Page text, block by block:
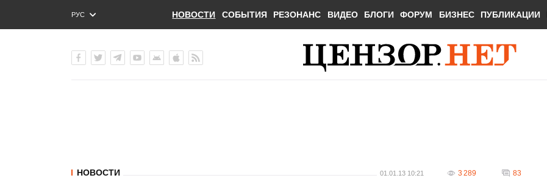
РУС
ENG
НОВОСТИ СОБЫТИЯ РЕЗОНАНС ВИДЕО БЛОГИ ФОРУМ БИЗНЕС ПУБЛИКАЦИИ
НОВОСТИ 01.01.13 10:21 3 289 83